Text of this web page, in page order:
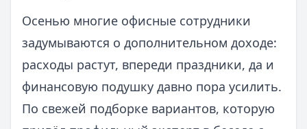
Осенью многие офисные сотрудники
задумываются о дополнительном доходе:
расходы растут, впереди праздники, да и
финансовую подушку давно пора усилить.
По свежей подборке вариантов, которую